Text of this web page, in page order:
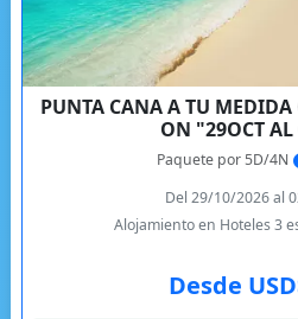
PUNTA CANA A TU MEDIDA
ON "29OCT
Paquete por 5D/4N
Del 29/10/2026 al
Alojamiento en Hoteles 3
Desde